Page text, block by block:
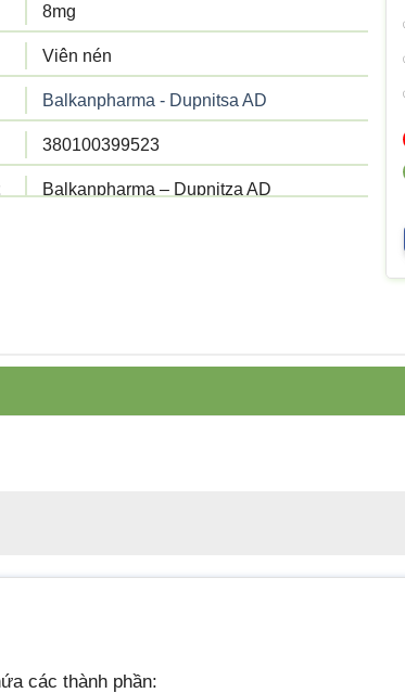
8mg
Viên nén
Balkanpharma - Dupnitsa AD
380100399523
Balkanpharma – Dupnitza AD
các thành phần: